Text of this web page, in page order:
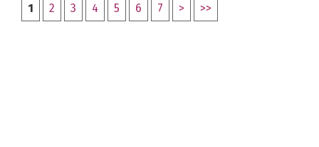
1 2 3 4 5 6 7 > >>